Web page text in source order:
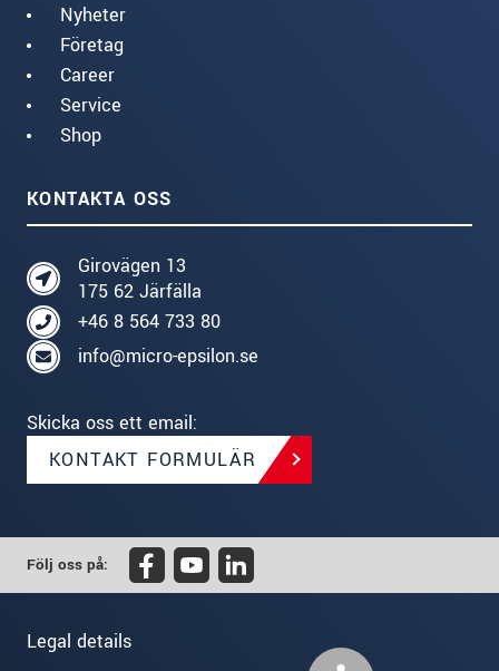
Nyheter
Företag
Career
Service
Shop
KONTAKTA OSS
Girovägen 13
175 62 Järfälla
+46 8 564 733 80
info@micro-epsilon.se
Skicka oss ett email:
KONTAKT FORMULÄR
Följ oss på:
Legal details